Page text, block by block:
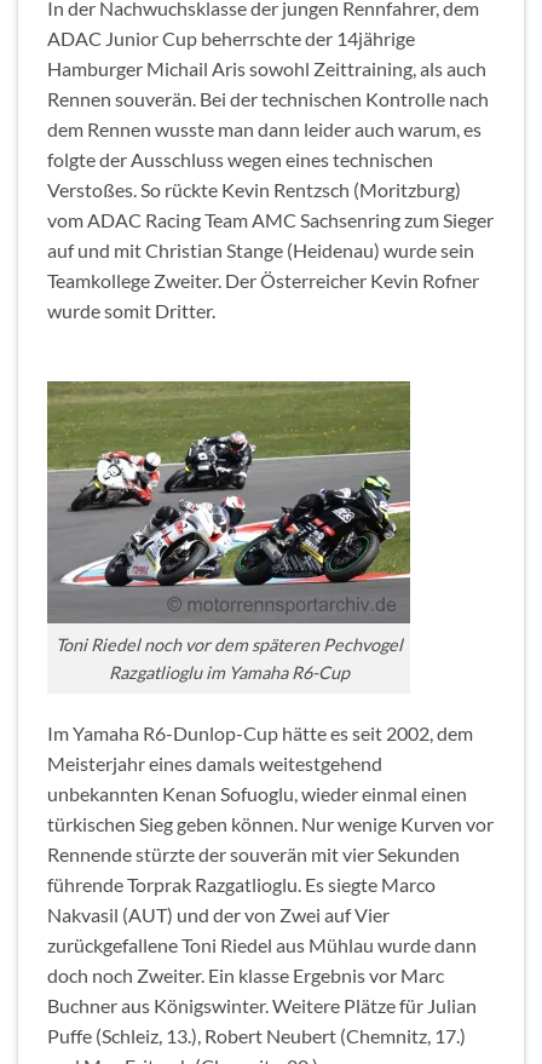
In der Nachwuchsklasse der jungen Rennfahrer, dem
ADAC Junior Cup beherrschte der 14jährige
Hamburger Michail Aris sowohl Zeittraining, als auch
Rennen souverän. Bei der technischen Kontrolle nach
dem Rennen wusste man dann leider auch warum, es
folgte der Ausschluss wegen eines technischen
Verstoßes. So rückte Kevin Rentzsch (Moritzburg)
vom ADAC Racing Team AMC Sachsenring zum Sieger
auf und mit Christian Stange (Heidenau) wurde sein
Teamkollege Zweiter. Der Österreicher Kevin Rofner
wurde somit Dritter.
Toni Riedel noch vor dem späteren Pechvogel
Razgatlioglu im Yamaha R6-Cup
Im Yamaha R6-Dunlop-Cup hätte es seit 2002, dem
Meisterjahr eines damals weitestgehend
unbekannten Kenan Sofuoglu, wieder einmal einen
türkischen Sieg geben können. Nur wenige Kurven vor
Rennende stürzte der souverän mit vier Sekunden
führende Torprak Razgatlioglu. Es siegte Marco
Nakvasil (AUT) und der von Zwei auf Vier
zurückgefallene Toni Riedel aus Mühlau wurde dann
doch noch Zweiter. Ein klasse Ergebnis vor Marc
Buchner aus Königswinter. Weitere Plätze für Julian
Puffe (Schleiz, 13.), Robert Neubert (Chemnitz, 17.)